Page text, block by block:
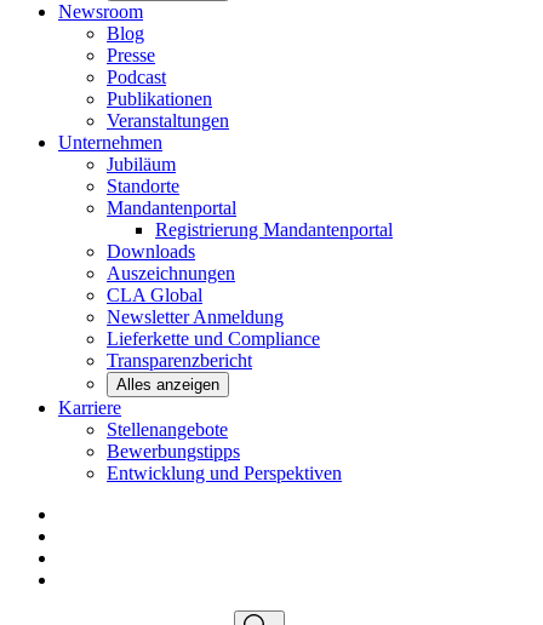
Newsroom
Blog
Presse
Podcast
Publikationen
Veranstaltungen
Unternehmen
Jubiläum
Standorte
Mandantenportal
Registrierung Mandantenportal
Downloads
Auszeichnungen
CLAGlobal
NewsletterAnmeldung
Lieferkette und Compliance
Transparenzbericht
Alles anzeigen
Karriere
Stellenangebote
Bewerbungstipps
Entwicklung und Perspektiven